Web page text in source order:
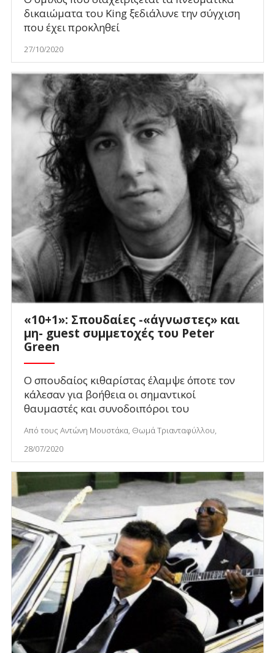
δικαιώματα του King ξεδιάλυνε την σύγχιση
που έχει προκληθεί
27/10/2020
«10+1»: Σπουδαίες -«άγνωστες» και
μη- guest συμμετοχές του Peter
Green
Ο σπουδαίος κιθαρίστας έλαμψε όποτε τον
κάλεσαν για βοήθεια οι σημαντικοί
θαυμαστές και συνοδοιπόροι του
Από τους Αντώνη Μουστάκα, Θωμά Τριανταφύλλου,
28/07/2020